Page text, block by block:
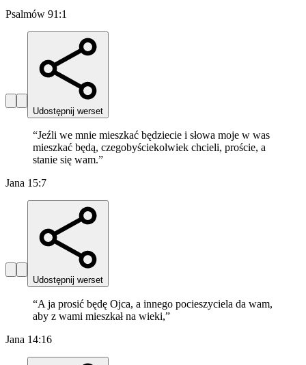
Psalmów 91:1
Udostępnij werset
“Jeźli we mnie mieszkać będziecie i słowa moje w was
mieszkać będą, czegobyściekolwiek chcieli, proście, a
stanie się wam.”
Jana 15:7
Udostępnij werset
“A ja prosić będę Ojca, a innego pocieszyciela da wam,
aby z wami mieszkał na wieki,”
Jana 14:16